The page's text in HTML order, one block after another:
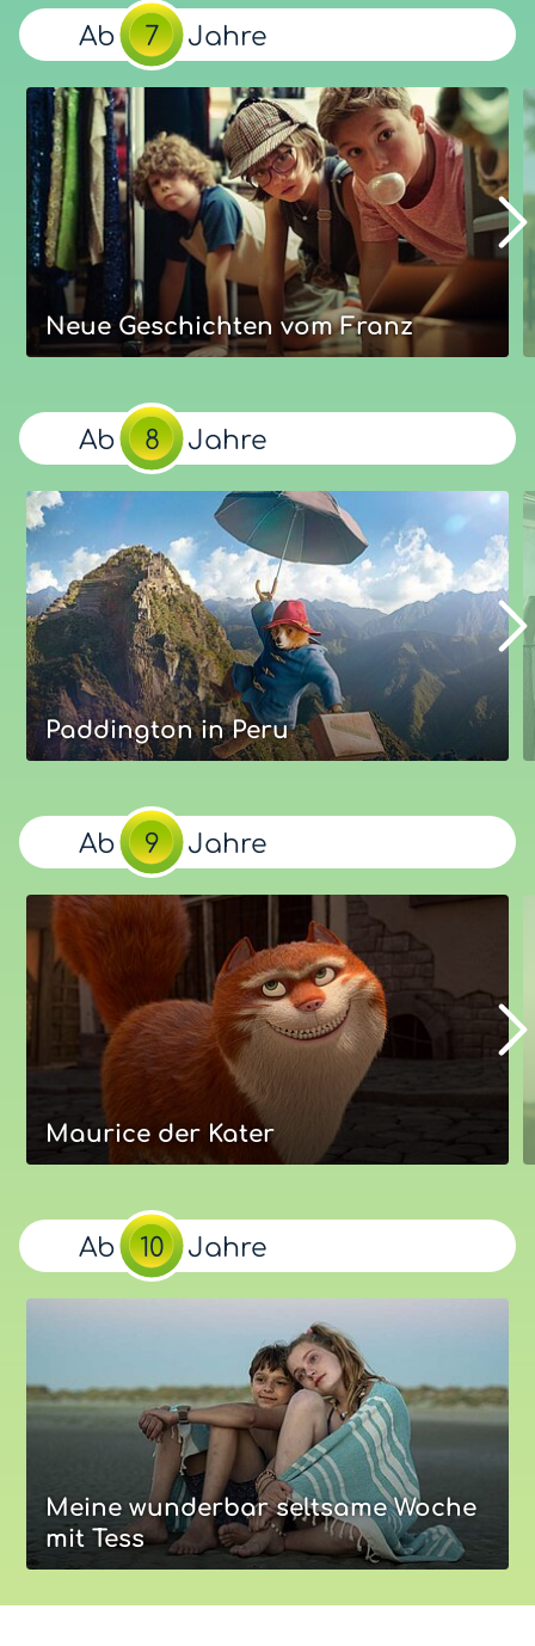
Land der Musik
Ernest & Célestine beweisen: Bären und Mäuse können
seltsam, wenn es um Zuhause und seinen Vater geht?
Unsere Bewertung
Eure Bewertung
Optimal: ab 6 Jahre
Mehr zum Film
Ab 7 Jahre
Neue Geschichten vom Franz
Eine Freundschaft zu dritt ? Gar nicht so einfach. Franz
steckt mitten im Streit von Gabi und Eberhard – bis
eine geheimnisvolle Einbrecherin die drei zu einem
echten Detektivteam macht.
Unsere Bewertung
Eure Bewertung
Optimal:
ab 7 Jahre
Mehr zum Film
Ab 8 Jahre
Paddington in Peru
Der freundliche Bär mit dem blauen Mantel und der
roten Mütze ist zurück. Dieses Mal führt ihn sein Weg
zurück aus London in sein Heimatland Peru. Denn
Tante Lucy ist verschwunden! Packt die Koffer und reist
mit! Und vergesst die Orangenmarmeladentoasts nicht!
Unsere Bewertung
Eure Bewertung
Optimal: ab 8 Jahre
Mehr zum Film
Ab 9 Jahre
Maurice der Kater
Ratten! Überall Ratten. Ein Glück, dass der sprechende
Kater Maurice und sein Flöte spielender Kumpane
gerade in der Gegend sind.
Optimal: ab 9 Jahre
Mehr zum Film
Ab 10 Jahre
Meine wunderbar seltsame Woche
mit Tess
Meine wunderbar seltsame Woche